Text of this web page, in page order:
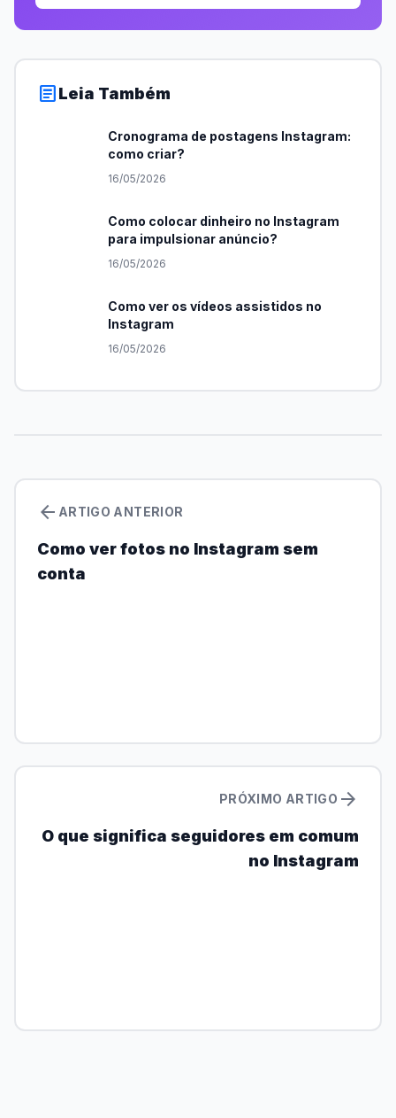
articleLeia Também
Cronograma de postagens Instagram:
como criar?
16/05/2026
Como colocar dinheiro no Instagram
para impulsionar anúncio?
16/05/2026
Como ver os vídeos assistidos no
Instagram
16/05/2026
arrow_back ARTIGO ANTERIOR
Como ver fotos no Instagram sem
conta
PRÓXIMO ARTIGO arrow_forward
O que significa seguidores em comum
no Instagram